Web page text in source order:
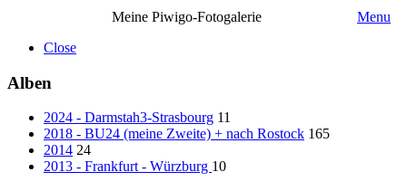
Meine Piwigo-Fotogalerie
Menu
Close
Alben
2024 - Darmstah3-Strasbourg 11
2018 - BU24 (meine Zweite) + nach Rostock 165
2014 24
2013 - Frankfurt - Würzburg 10